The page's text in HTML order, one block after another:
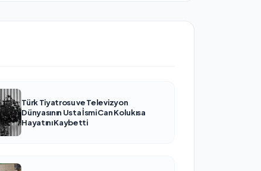
Türk Tiyatrosu ve Televizyon
Dünyasının Usta İsmi Can Kolukısa
Hayatını Kaybetti